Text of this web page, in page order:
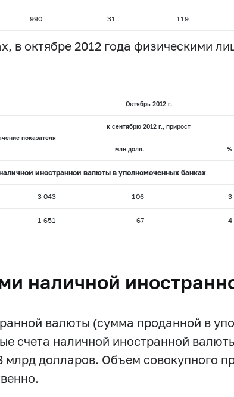
990 31 119
в октябре 2012 года физическими
Октябрь 2012 г.
показателя
к сентябрю 2012 г., прирост
млн долл.
%
иностранной валюты в уполномоченных банках
3 043 -106 -3
1 651 -67 -4
наличной
валюты (сумма проданной в
счета наличной иностранной
млрд долларов. Объем совокупного